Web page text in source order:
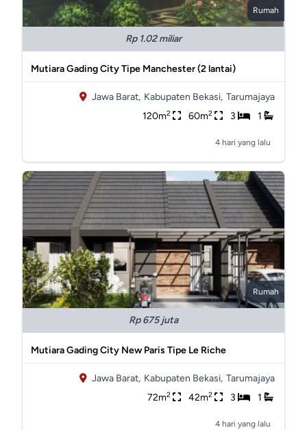
Rumah
Rp 1.02 miliar
Mutiara Gading City Tipe Manchester (2 lantai)
Jawa Barat, Kabupaten Bekasi, Tarumajaya
120m2 60m2 3 1
4 hari yang lalu
Rumah
Rp 675 juta
Mutiara Gading City New Paris Tipe Le Riche
Jawa Barat, Kabupaten Bekasi, Tarumajaya
72m2 42m2 3 1
4 hari yang lalu